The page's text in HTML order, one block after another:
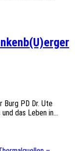
Burg PD Dr. Ute
das Leben in...